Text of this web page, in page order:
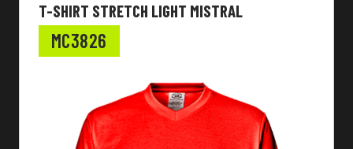
T-SHIRT STRETCH LIGHT MISTRAL
MC3826